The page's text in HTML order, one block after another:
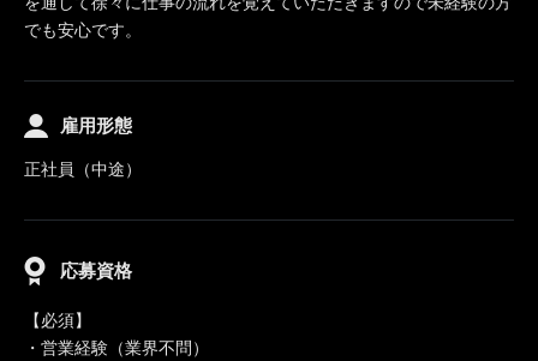
でも安心です。
雇用形態
正社員（中途）
応募資格
【必須】
・営業経験（業界不問）